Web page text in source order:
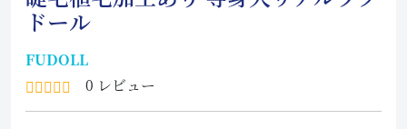
ドール
FUDOLL
0 レビュー